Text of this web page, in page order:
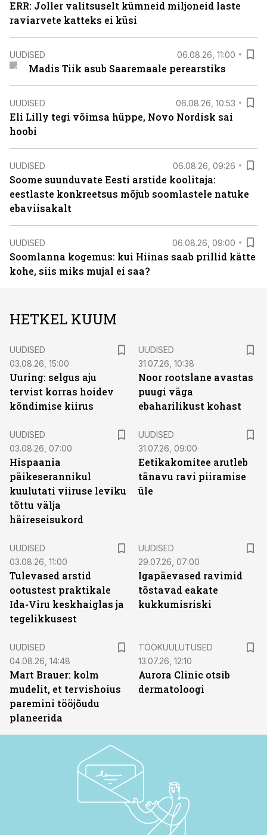
ERR: Joller valitsuselt kümneid miljoneid laste
raviarvete katteks ei küsi
UUDISED 06.08.26, 11:00
Madis Tiik asub Saaremaale perearstiks
UUDISED 06.08.26, 10:53
Eli Lilly tegi võimsa hüppe, Novo Nordisk sai
hoobi
UUDISED 06.08.26, 09:26
Soome suunduvate Eesti arstide koolitaja:
eestlaste konkreetsus mõjub soomlastele natuke
ebaviisakalt
UUDISED 06.08.26, 09:00
Soomlanna kogemus: kui Hiinas saab prillid kätte
kohe, siis miks mujal ei saa?
HETKEL KUUM
UUDISED
03.08.26, 15:00
Uuring: selgus aju
tervist korras hoidev
kõndimise kiirus
UUDISED
31.07.26, 10:38
Noor rootslane avastas
puugi väga
ebaharilikust kohast
UUDISED
03.08.26, 07:00
Hispaania
päikeserannikul
kuulutati viiruse leviku
tõttu välja
häireseisukord
UUDISED
31.07.26, 09:00
Eetikakomitee arutleb
tänavu ravi piiramise
üle
UUDISED
03.08.26, 11:00
Tulevased arstid
ootustest praktikale
Ida-Viru keskhaiglas ja
tegelikkusest
UUDISED
29.07.26, 07:00
Igapäevased ravimid
tõstavad eakate
kukkumisriski
UUDISED
04.08.26, 14:48
Mart Brauer: kolm
mudelit, et tervishoius
paremini tööjõudu
planeerida
TÖÖKUULUTUSED
13.07.26, 12:10
Aurora Clinic otsib
dermatoloogi